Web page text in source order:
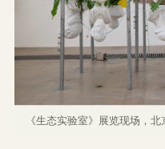
《生态实验室》展览现场，